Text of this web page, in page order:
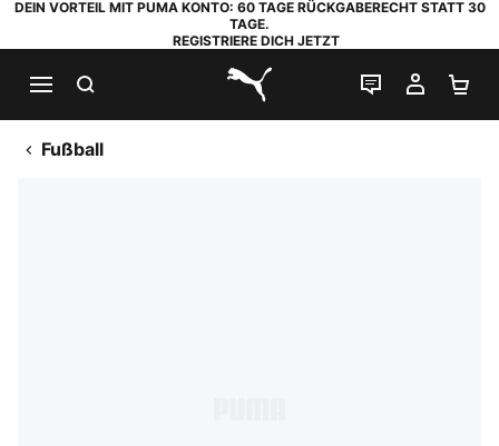
DEIN VORTEIL MIT PUMA KONTO: 60 TAGE RÜCKGABERECHT STATT 30
TAGE.
REGISTRIERE DICH JETZT
PUMA.com
LIVE-CHAT
MEIN
Fußball